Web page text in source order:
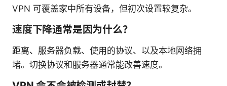
VPN 可覆盖家中所有设备，但初次设置较复杂。
速度下降通常是因为什么？
距离、服务器负载、使用的协议、以及本地网络拥
堵。切换协议和服务器通常能改善速度。